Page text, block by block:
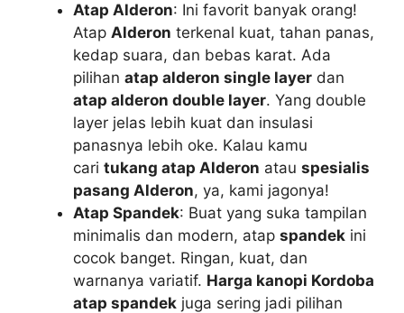
Atap Alderon: Ini favorit banyak orang!
Atap Alderon terkenal kuat, tahan panas,
kedap suara, dan bebas karat. Ada
pilihan atap alderon single layer dan
atap alderon double layer. Yang double
layer jelas lebih kuat dan insulasi
panasnya lebih oke. Kalau kamu
cari tukang atap Alderon atau spesialis
pasang Alderon, ya, kami jagonya!
Atap Spandek: Buat yang suka tampilan
minimalis dan modern, atap spandek ini
cocok banget. Ringan, kuat, dan
warnanya variatif. Harga kanopi Kordoba
atap spandek juga sering jadi pilihan